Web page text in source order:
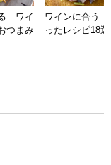
ワイ
つまみ
ワインに合う
ったレシピ18